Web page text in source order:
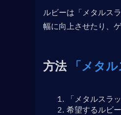
ルビーは「メタルス
幅に向上させたり、
方法 「メタ
「メタルスラ
希望するルビ